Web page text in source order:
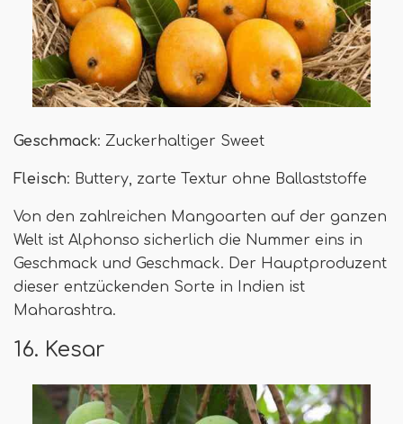
Geschmack: Zuckerhaltiger Sweet
Fleisch: Buttery, zarte Textur ohne Ballaststoffe
Von den zahlreichen Mangoarten auf der ganzen
Welt ist Alphonso sicherlich die Nummer eins in
Geschmack und Geschmack. Der Hauptproduzent
dieser entzückenden Sorte in Indien ist
Maharashtra.
16. Kesar